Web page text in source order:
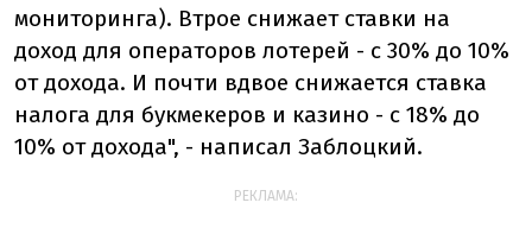
мониторинга). Втрое снижает ставки на
доход для операторов лотерей - с 30% до 10%
от дохода. И почти вдвое снижается ставка
налога для букмекеров и казино - с 18% до
10% от дохода", - написал Заблоцкий.
РЕКЛАМА: